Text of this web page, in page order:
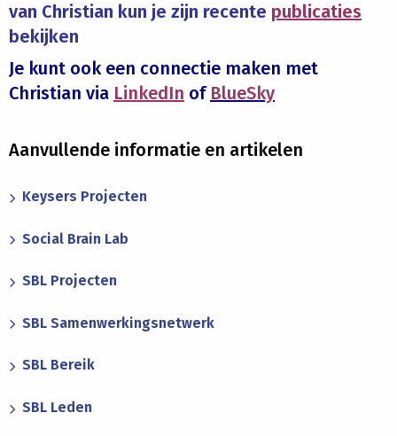
van Christian kun je zijn recente publicaties
bekijken
Je kunt ook een connectie maken met
Christian via LinkedIn of BlueSky
Aanvullende informatie en artikelen
Keysers Projecten
Social Brain Lab
SBL Projecten
SBL Samenwerkingsnetwerk
SBL Bereik
SBL Leden